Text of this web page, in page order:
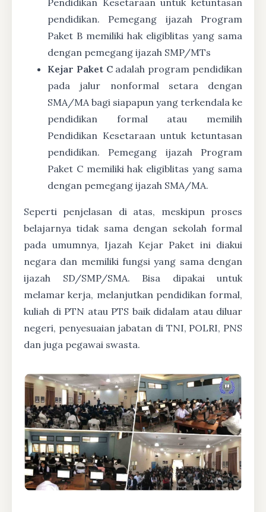
Pendidikan Kesetaraan untuk ketuntasan
pendidikan. Pemegang ijazah Program
Paket B memiliki hak eligiblitas yang sama
dengan pemegang ijazah SMP/MTs
Kejar Paket Cadalah program pendidikan
pada jalur nonformal setara dengan
SMA/MA bagi siapapun yang terkendala ke
pendidikan formal atau memilih
Pendidikan Kesetaraan untuk ketuntasan
pendidikan. Pemegang ijazah Program
Paket C memiliki hak eligiblitas yang sama
dengan pemegang ijazah SMA/MA.
Seperti penjelasan di atas, meskipun proses
belajarnya tidak sama dengan sekolah formal
pada umumnya, Ijazah Kejar Paket ini diakui
negara dan memiliki fungsi yang sama dengan
ijazah SD/SMP/SMA. Bisa dipakai untuk
melamar kerja, melanjutkan pendidikan formal,
kuliah di PTN atau PTS baik didalam atau diluar
negeri, penyesuaian jabatan di TNI, POLRI, PNS
dan juga pegawai swasta.